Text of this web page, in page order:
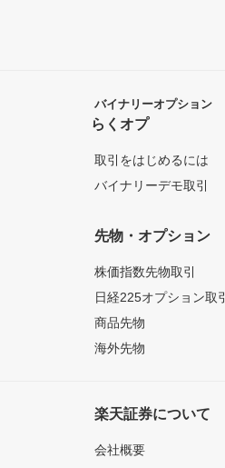
バイナリーオプション
らくオプ
取引をはじめるには
バイナリーデモ取引
先物・オプション
株価指数先物取引
日経225オプション取引
商品先物
海外先物
楽天証券について
会社概要